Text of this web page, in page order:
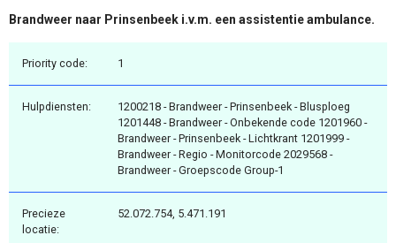
Brandweer naar Prinsenbeek i.v.m. een assistentie ambulance.
Priority code: 1
Hulpdiensten:
1200218 - Brandweer - Prinsenbeek - Blusploeg
1201448 - Brandweer - Onbekende code 1201960 -
Brandweer - Prinsenbeek - Lichtkrant 1201999 -
Brandweer - Regio - Monitorcode 2029568 -
Brandweer - Groepscode Group-1
Precieze
locatie:
52.072.754, 5.471.191